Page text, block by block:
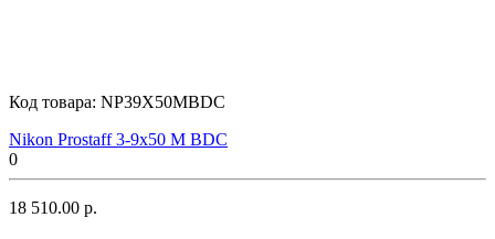
Код товара: NP39X50MBDC
Nikon Prostaff 3-9x50 M BDC
0
18 510.00 р.